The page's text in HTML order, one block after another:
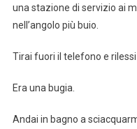
una stazione di servizio ai
nell’angolo più buio.
Tirai fuori il telefono e rilessi
Era una bugia.
Andai in bagno a